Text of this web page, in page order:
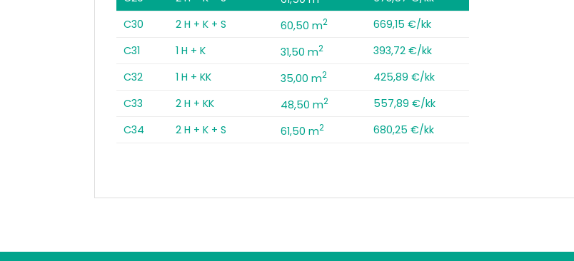
C30
2 H + K + S 60,50 m2
669,15 €/kk
C31
1 H + K 31,50 m2
393,72 €/kk
C32
1 H + KK 35,00 m2
425,89 €/kk
C33
2 H + KK 48,50 m2
557,89 €/kk
C34
2 H + K + S 61,50 m2 680,25 €/kk